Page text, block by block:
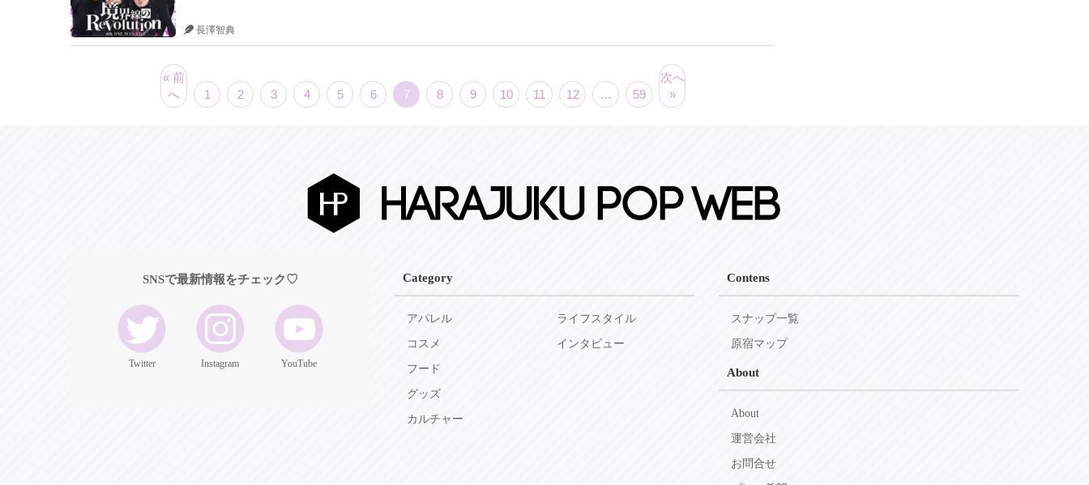
長澤智典
« 前
へ
1 2 3 4 5 6 7 8 9 10 11 12 … 59
次へ
»
SNSで最新情報をチェック♡
Twitter Instagram YouTube
Category
アパレル
コスメ
フード
グッズ
カルチャー
ライフスタイル
インタビュー
Contens
スナップ一覧
原宿マップ
About
About
運営会社
お問合せ